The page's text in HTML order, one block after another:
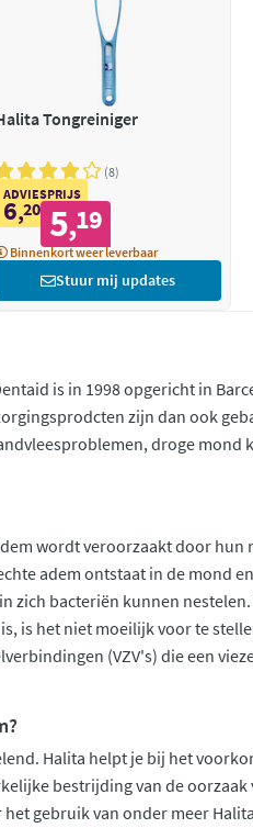
Tongreiniger
8
ADVIESPRIJS
6,20 5,19
Binnenkort weer leverbaar
Stuur mij updates
is in 1998 opgericht in
zijn dan ook
droge mond
wordt veroorzaakt door
adem ontstaat in de mond
zich bacteriën kunnen
is het niet moeilijk voor te
(VZV's) die een
Halita helpt je bij het
bestrijding van de
gebruik van onder meer